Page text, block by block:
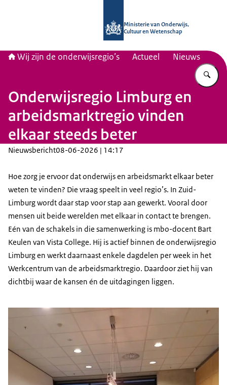
Ministerie van Onderwijs,
Cultuur en Wetenschap
Wij zijn de onderwijsregio’s Actueel Nieuws
Onderwijsregio Limburg en
arbeidsmarktregio vinden
elkaar steeds beter
Nieuwsbericht08-06-2026 | 14:17
Hoe zorg je ervoor dat onderwijs en arbeidsmarkt elkaar beter
weten te vinden? Die vraag speelt in veel regio’s. In Zuid-
Limburg wordt daar stap voor stap aan gewerkt. Vooral door
mensen uit beide werelden met elkaar in contact te brengen.
Eén van de schakels in die samenwerking is mbo-docent Bart
Keulen van Vista College. Hij is actief binnen de onderwijsregio
Limburg en werkt daarnaast enkele dagdelen per week in het
Werkcentrum van de arbeidsmarktregio. Daardoor ziet hij van
dichtbij waar de kansen én de uitdagingen liggen.